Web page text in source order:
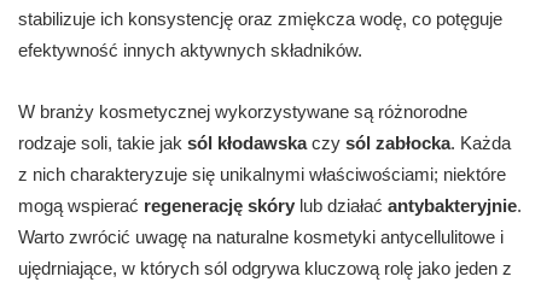
stabilizuje ich konsystencję oraz zmiękcza wodę, co potęguje
efektywność innych aktywnych składników.
W branży kosmetycznej wykorzystywane są różnorodne
rodzaje soli, takie jak sól kłodawskaczy sól zabłocka. Każda
z nich charakteryzuje się unikalnymi właściwościami; niektóre
mogą wspierać regenerację skóry lub działać antybakteryjnie.
Warto zwrócić uwagę na naturalne kosmetyki antycellulitowe i
ujędrniające, w których sól odgrywa kluczową rolę jako jeden z